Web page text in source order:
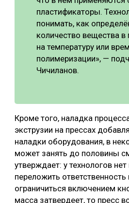
пластификаторы.
понимать, как
количество вещества в
на температуру или
полимеризации», —
Чичиланов.
Кроме того, наладка
экструзии на прессах
наладки оборудования, в
может занять до половины
утверждает: у технологов
переложить ответственность
ограничиться включением
масса затвердеет, то пресс